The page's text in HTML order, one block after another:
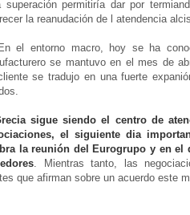
superación permitiría dar por
la reanudación de l atendencia
el entorno macro, hoy se ha
se mantuvo en el mes de
se tradujo en una fuerte
sigue siendo el centro de
el siguiente dia
la reunión del Eurogrupo y en el
. Mientras tanto, las
que afirman sobre un acuerdo este